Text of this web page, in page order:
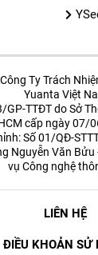
Ty Trách
Yuanta Việt
GP-TTĐT do Sở
cấp ngày 07/
Số 01/QĐ-
Nguyễn Văn Bửu
vụ Công nghệ
LIÊN HỆ
ĐIỀU KHOẢN SỬ